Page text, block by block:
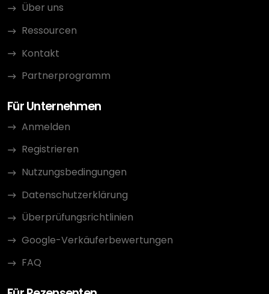
Über uns
Ressourcen
Kontakt
Partnerprogramm
Für Unternehmen
Anmelden
Registrieren
Nutzungsbedingungen
Datenschutzerklärung
Überprüfungsrichtlinien
Google-Verkäuferbewertungen
FAQ